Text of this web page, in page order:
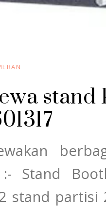
stand
Stand
stand